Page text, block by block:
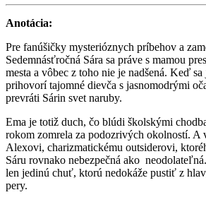
Anotácia:
Pre fanúšičky mysterióznych príbehov a
Sedemnásťročná Sára sa práve s mamou
mesta a vôbec z toho nie je nadšená. Keď
prihovorí tajomné dievča s jasnomodrými
prevráti Sárin svet naruby.
Ema je totiž duch, čo blúdi školskými
rokom zomrela za podozrivých okolností. A
Alexovi, charizmatickému outsiderovi,
Sáru rovnako nebezpečná ako
len jedinú chuť, ktorú nedokáže pustiť z
pery.